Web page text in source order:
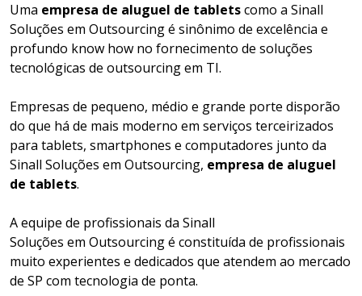
Uma empresa de aluguel de tabletscomo a Sinall
Soluções em Outsourcing é sinônimo de excelência e
profundo know how no fornecimento de soluções
tecnológicas de outsourcing em TI.
Empresas de pequeno, médio e grande porte disporão
do que há de mais moderno em serviços terceirizados
para tablets, smartphones e computadores junto da
Sinall Soluções em Outsourcing, empresa de aluguel
de tablets.
A equipe de profissionais da Sinall
Soluções em Outsourcing é constituída de profissionais
muito experientes e dedicados que atendem ao mercado
de SP com tecnologia de ponta.